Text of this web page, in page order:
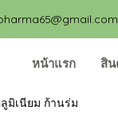
หน้าแรก สิ
ลูมิเนียม ก้านร่ม